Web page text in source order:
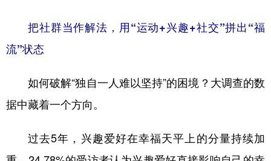
把社群当作解法，用“运动+兴趣+社交”拼出“福
流”状态
如何破解“独自一人难以坚持”的困境？大调查的数
据中藏着一个方向。
过去5年，兴趣爱好在幸福天平上的分量持续加